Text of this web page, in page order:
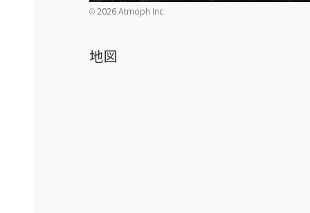
©️2026 Atmoph Inc.
地図